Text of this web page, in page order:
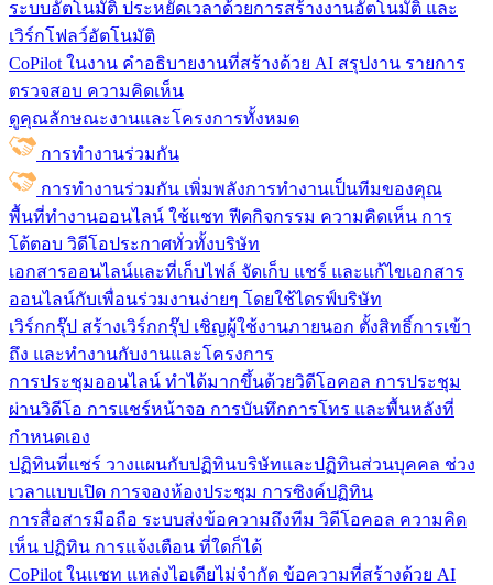
ระบบอัตโนมัติ ประหยัดเวลาด้วยการสร้างงานอัตโนมัติ และ
เวิร์กโฟลว์อัตโนมัติ
CoPilot ในงาน คำอธิบายงานที่สร้างด้วย AI สรุปงาน รายการ
ตรวจสอบ ความคิดเห็น
ดูคุณลักษณะงานและโครงการทั้งหมด
การทำงานร่วมกัน
การทำงานร่วมกัน เพิ่มพลังการทำงานเป็นทีมของคุณ
พื้นที่ทำงานออนไลน์ ใช้แชท ฟีดกิจกรรม ความคิดเห็น การ
โต้ตอบ วิดีโอประกาศทั่วทั้งบริษัท
เอกสารออนไลน์และที่เก็บไฟล์ จัดเก็บ แชร์ และแก้ไขเอกสาร
ออนไลน์กับเพื่อนร่วมงานง่ายๆ โดยใช้ไดรฟ์บริษัท
เวิร์กกรุ๊ป สร้างเวิร์กกรุ๊ป เชิญผู้ใช้งานภายนอก ตั้งสิทธิ์การเข้า
ถึง และทำงานกับงานและโครงการ
การประชุมออนไลน์ ทำได้มากขึ้นด้วยวิดีโอคอล การประชุม
ผ่านวิดีโอ การแชร์หน้าจอ การบันทึกการโทร และพื้นหลังที่
กำหนดเอง
ปฏิทินที่แชร์ วางแผนกับปฏิทินบริษัทและปฏิทินส่วนบุคคล ช่วง
เวลาแบบเปิด การจองห้องประชุม การซิงค์ปฏิทิน
การสื่อสารมือถือ ระบบส่งข้อความถึงทีม วิดีโอคอล ความคิด
เห็น ปฏิทิน การแจ้งเตือน ที่ใดก็ได้
CoPilot ในแชท แหล่งไอเดียไม่จำกัด ข้อความที่สร้างด้วย AI